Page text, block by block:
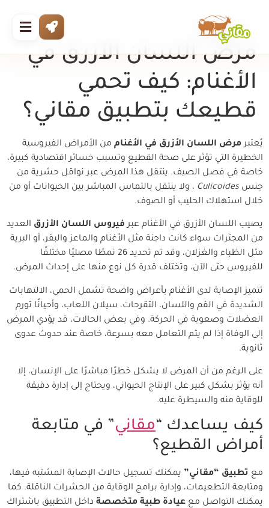
مرض اللسان الأزرق في
الأغنام: كيف تحمي
قطيعك بتطبيق مقاني؟
يُعتبرمرض اللسان الأزرق في الأغنام من الأمراض الفيروسية
الخطيرة التي تؤثر على صحة القطيع وتسبب خسائر اقتصادية كبيرة،
خاصة في فصل الصيف. ينتقل هذا المرض عبر نواقل حشرية من
جنس Culicoides ، ولا ينتقل بالتماس المباشر بين الحيوانات أو من
خلال استهلاك الحليب أو الصوف.
يصيب اللسان الأزرق في الأغنام عبرفيروس اللسان الأزرق العديد
من المجترات سواء كانت داجنة مثل الأغنام والماعز والبقر، أو البرية
مثل الظباء والغزلان، وقد تم تحديد 26 نمطًا مصليًا مختلفًا
للفيروس حتى الآن، وتختلف قدرة كل نوع منها على إحداث المرض.
تتميز الإصابة لدى الأغنام بأعراض واضحة تشمل الحمى، الالتهابات
الشديدة في الفم واللسان، التقرحات، سيلان اللعاب، وأحيانًا تورم
العضلات وصعوبة في الحركة. وفي بعض الحالات، قد يؤدي المرض
إلى الوفاة إذا لم يتم التعامل معه بسرعة، خاصة عند حدوث عدوى
ثانوية.
على الرغم من أن المرض لا يشكل خطرًا مباشرًا على الإنسان، إلا
أنه يؤثر بشكل كبير على الإنتاج الحيواني، ويحتاج إلى إدارة دقيقة
للوقاية منه والسيطرة عليه.
كيف يساعدك “مقاني” في متابعة
أمراض القطيع؟
مع تطبيق “مقاني” يمكنك تسجيل حالات الإصابة المشتبه فيها،
ومتابعة التطعيمات، وإدارة برامج الوقاية من الحشرات الناقلة. كما
يمكنك التواصل مع عيادة طبية متخصصة داخل التطبيق باشتراك